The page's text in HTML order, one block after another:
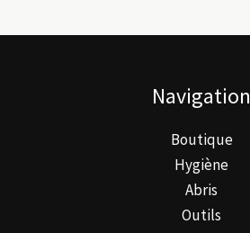
Navigation
Boutique
Hygiène
Abris
Outils